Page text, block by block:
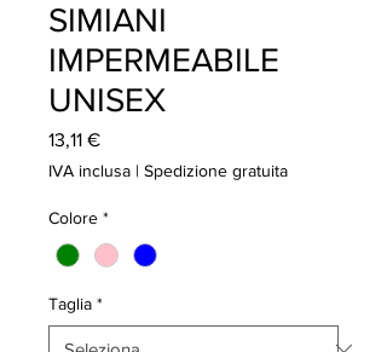
SIMIANI
IMPERMEABILE
UNISEX
13,11 €Prezzo
IVA inclusa | Spedizione gratuita
Colore *
Taglia *